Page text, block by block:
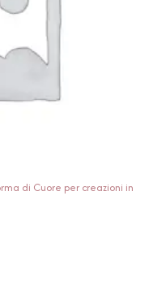
di Cuore per creazioni in